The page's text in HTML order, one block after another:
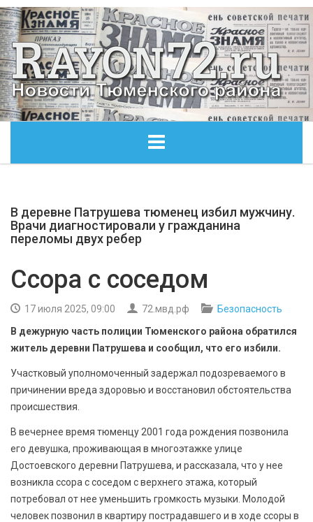
ОБЩЕСТВО
КУЛЬТУРА
СПОРТ
АРХИВ PDF
В деревне Патрушева тюменец избил мужчину.
Врачи диагностировали у гражданина
переломы двух ребер
Ссора с соседом
17 июля 2025, 09:00 72.мвд.рф
Безопасность
В дежурную часть полиции Тюменского района обратился
житель деревни Патрушева и сообщил, что его избили.
Участковый уполномоченный задержал подозреваемого в
причинении вреда здоровью и восстановил обстоятельства
происшествия.
В вечернее время тюменцу 2001 года рождения позвонила
его девушка, проживающая в многоэтажке улице
Достоевского деревни Патрушева, и рассказала, что у нее
возникла ссора с соседом с верхнего этажа, который
потребовал от нее уменьшить громкость музыки. Молодой
человек позвонил в квартиру пострадавшего и в ходе ссоры в